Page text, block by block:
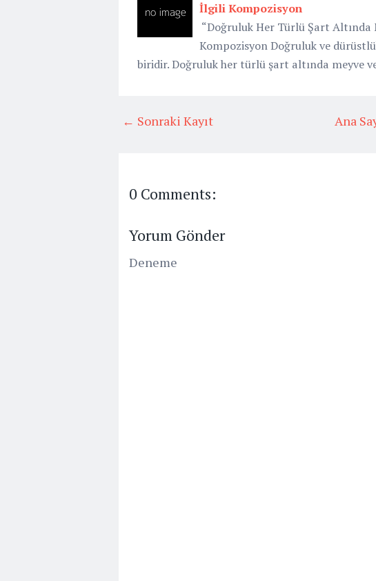
İlgili Kompozisyon
“Doğruluk Her Türlü Şart Altında
Kompozisyon Doğruluk ve
biridir. Doğruluk her türlü şart altında meyve
← Sonraki Kayıt Ana
0 Comments:
Yorum Gönder
Deneme